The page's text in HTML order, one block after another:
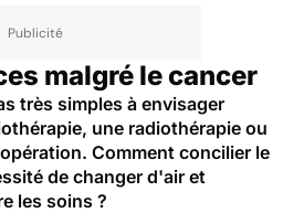
malgré le cancer
très simples à envisager
une radiothérapie ou
Comment concilier le
de changer d'air et
les soins ?